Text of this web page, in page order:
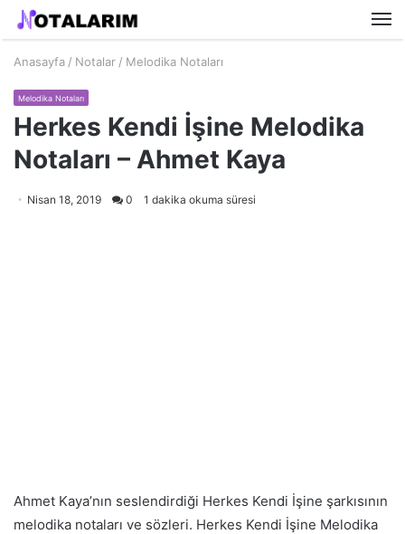
Anasayfa / Notalar / Melodika Notaları
Melodika Notaları
Herkes Kendi İşine Melodika
Notaları – Ahmet Kaya
Nisan 18, 2019 0 1 dakika okuma süresi
Ahmet Kaya’nın seslendirdiği Herkes Kendi İşine şarkısının
melodika notaları ve sözleri. Herkes Kendi İşine Melodika